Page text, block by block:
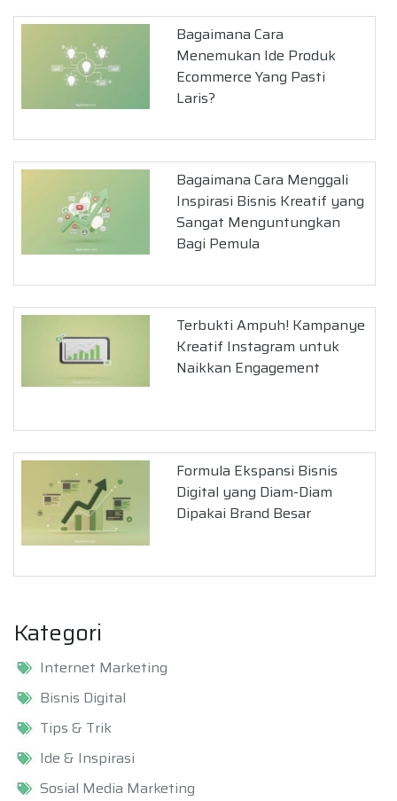
Bagaimana Cara
Menemukan Ide Produk
Ecommerce Yang Pasti
Laris?
Bagaimana Cara Menggali
Inspirasi Bisnis Kreatif yang
Sangat Menguntungkan
Bagi Pemula
Terbukti Ampuh! Kampanye
Kreatif Instagram untuk
Naikkan Engagement
Formula Ekspansi Bisnis
Digital yang Diam-Diam
Dipakai Brand Besar
Kategori
Internet Marketing
Bisnis Digital
Tips & Trik
Ide & Inspirasi
Sosial Media Marketing